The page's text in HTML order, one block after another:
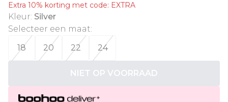
Extra 10% korting met code: EXTRA
Kleur: Silver
Selecteer een maat:
18
20 22 24
NIET OP VOORRAAD